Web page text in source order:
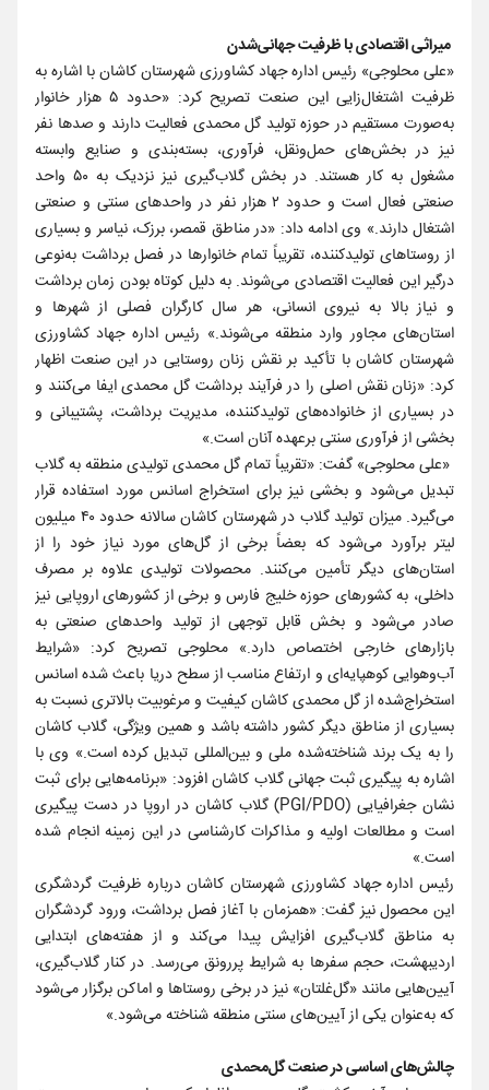
میراثی اقتصادی با ظرفیت جهانی‌شدن
«علی محلوجی» رئیس اداره جهاد کشاورزی شهرستان کاشان با اشاره به
ظرفیت اشتغال‌زایی این صنعت تصریح کرد: «حدود ۵ هزار خانوار
به‌صورت مستقیم در حوزه تولید گل محمدی فعالیت دارند و صدها نفر
نیز در بخش‌های حمل‌ونقل، فرآوری، بسته‌بندی و صنایع وابسته
مشغول به کار هستند. در بخش گلاب‌گیری نیز نزدیک به ۵۰ واحد
صنعتی فعال است و حدود ۲ هزار نفر در واحدهای سنتی و صنعتی
اشتغال دارند.» وی ادامه داد: «در مناطق قمصر، برزک، نیاسر و بسیاری
از روستاهای تولیدکننده، تقریباً تمام خانوارها در فصل برداشت به‌نوعی
درگیر این فعالیت اقتصادی می‌شوند. به دلیل کوتاه بودن زمان برداشت
و نیاز بالا به نیروی انسانی، هر سال کارگران فصلی از شهرها و
استان‌های مجاور وارد منطقه می‌شوند.» رئیس اداره جهاد کشاورزی
شهرستان کاشان با تأکید بر نقش زنان روستایی در این صنعت اظهار
کرد: «زنان نقش اصلی را در فرآیند برداشت گل محمدی ایفا می‌کنند و
در بسیاری از خانواده‌های تولیدکننده، مدیریت برداشت، پشتیبانی و
بخشی از فرآوری سنتی برعهده آنان است.»
«علی محلوجی» گفت: «تقریباً تمام گل محمدی تولیدی منطقه به گلاب
تبدیل می‌شود و بخشی نیز برای استخراج اسانس مورد استفاده قرار
می‌گیرد. میزان تولید گلاب در شهرستان کاشان سالانه حدود ۴۰ میلیون
لیتر برآورد می‌شود که بعضاً برخی از گل‌های مورد نیاز خود را از
استان‌های دیگر تأمین می‌کنند. محصولات تولیدی علاوه بر مصرف
داخلی، به کشورهای حوزه خلیج فارس و برخی از کشورهای اروپایی نیز
صادر می‌شود و بخش قابل توجهی از تولید واحدهای صنعتی به
بازارهای خارجی اختصاص دارد.» محلوجی تصریح کرد: «شرایط
آب‌وهوایی کوهپایه‌ای و ارتفاع مناسب از سطح دریا باعث شده اسانس
استخراج‌شده از گل محمدی کاشان کیفیت و مرغوبیت بالاتری نسبت به
بسیاری از مناطق دیگر کشور داشته باشد و همین ویژگی، گلاب کاشان
را به یک برند شناخته‌شده ملی و بین‌المللی تبدیل کرده است.» وی با
اشاره به پیگیری ثبت جهانی گلاب کاشان افزود: «برنامه‌هایی برای ثبت
نشان جغرافیایی (PGI/PDO) گلاب کاشان در اروپا در دست پیگیری
است و مطالعات اولیه و مذاکرات کارشناسی در این زمینه انجام شده
است.»
رئیس اداره جهاد کشاورزی شهرستان کاشان درباره ظرفیت گردشگری
این محصول نیز گفت: «همزمان با آغاز فصل برداشت، ورود گردشگران
به مناطق گلاب‌گیری افزایش پیدا می‌کند و از هفته‌های ابتدایی
اردیبهشت، حجم سفرها به شرایط پررونق می‌رسد. در کنار گلاب‌گیری،
آیین‌هایی مانند «گل‌غلتان» نیز در برخی روستاها و اماکن برگزار می‌شود
که به‌عنوان یکی از آیین‌های سنتی منطقه شناخته می‌شود.»
چالش‌های اساسی در صنعت گل‌محمدی